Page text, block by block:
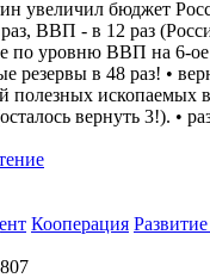
увеличил бюджет
ВВП - в 12 раз
по уровню ВВП на 6-
резервы в 48 раз! •
полезных ископаемых
вернуть 3!). •
Кооперация